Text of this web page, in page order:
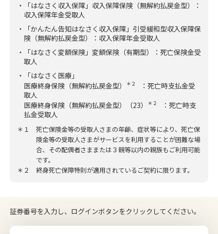
・「はなさく収入保障」収入保障保険（無解約払戻金型）：
収入保障年金受取人
・「かんたん告知はなさく収入保障」引受緩和型収入保障保
険（無解約払戻金型）：収入保障年金受取人
・「はなさく変額保険」変額保険（有期型）：死亡保険金受
取人
・「はなさく医療」
医療終身保険（無解約払戻金型）
＊２
：死亡時支払金受
取人
医療終身保険（無解約払戻金型）（23）
＊２
：死亡時支
払金受取人
＊１ 死亡保険金等の受取人さまの年齢、症状等により、死亡保
険金等の受取人さまがサービスを利用することが困難な場
合、その配偶者さままたは３親等以内の親族もご利用可能
です。
＊２ 終身死亡保障特則が適用されているご契約に限ります。
証券番号を入力し、ログインボタンをクリックしてください。